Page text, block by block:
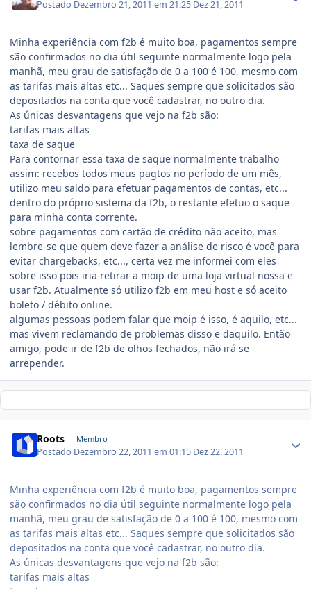
Postado Dezembro 21, 2011 em 21:25 Dez 21, 2011
Minha experiência com f2b é muito boa, pagamentos sempre
são confirmados no dia útil seguinte normalmente logo pela
manhã, meu grau de satisfação de 0 a 100 é 100, mesmo com
as tarifas mais altas etc... Saques sempre que solicitados são
depositados na conta que você cadastrar, no outro dia.
As únicas desvantagens que vejo na f2b são:
tarifas mais altas
taxa de saque
Para contornar essa taxa de saque normalmente trabalho
assim: recebos todos meus pagtos no período de um mês,
utilizo meu saldo para efetuar pagamentos de contas, etc...
dentro do próprio sistema da f2b, o restante efetuo o saque
para minha conta corrente.
sobre pagamentos com cartão de crédito não aceito, mas
lembre-se que quem deve fazer a análise de risco é você para
evitar chargebacks, etc..., certa vez me informei com eles
sobre isso pois iria retirar a moip de uma loja virtual nossa e
usar f2b. Atualmente só utilizo f2b em meu host e só aceito
boleto / débito online.
algumas pessoas podem falar que moip é isso, é aquilo, etc...
mas vivem reclamando de problemas disso e daquilo. Então
amigo, pode ir de f2b de olhos fechados, não irá se
arrepender.
Roots Membro
Postado Dezembro 22, 2011 em 01:15 Dez 22, 2011
Minha experiência com f2b é muito boa, pagamentos sempre
são confirmados no dia útil seguinte normalmente logo pela
manhã, meu grau de satisfação de 0 a 100 é 100, mesmo com
as tarifas mais altas etc... Saques sempre que solicitados são
depositados na conta que você cadastrar, no outro dia.
As únicas desvantagens que vejo na f2b são:
tarifas mais altas